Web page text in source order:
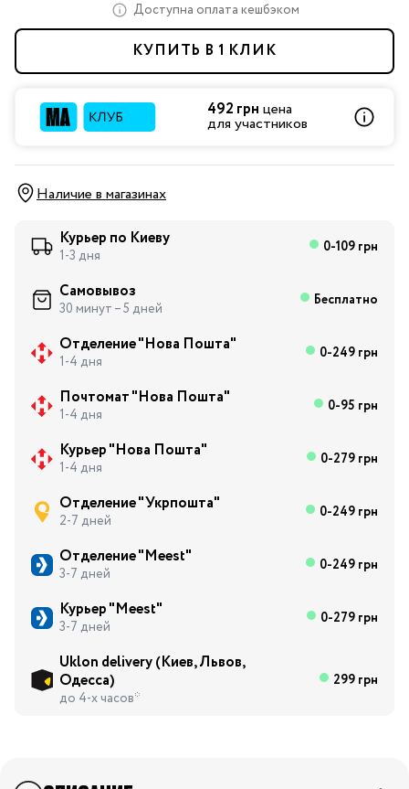
Доступна оплата кешбэком
КУПИТЬ В 1 КЛИК
492 грн цена
для участников
Наличие в магазинах
Курьер по Киеву
1-3 дня 0-109 грн
Самовывоз
30 минут – 5 дней Бесплатно
Отделение "Нова Пошта"
1-4 дня 0-249 грн
Почтомат "Нова Пошта"
1-4 дня 0-95 грн
Курьер "Нова Пошта"
1-4 дня 0-279 грн
Отделение "Укрпошта"
2-7 дней 0-249 грн
Отделение "Meest"
3-7 дней 0-249 грн
Курьер "Meest"
3-7 дней 0-279 грн
Uklon delivery (Киев, Львов,
Одесса)
до 4-х часов*
299 грн